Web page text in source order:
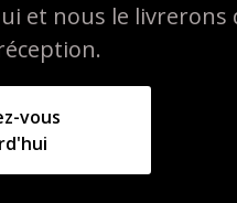
et nous le livrerons
vous